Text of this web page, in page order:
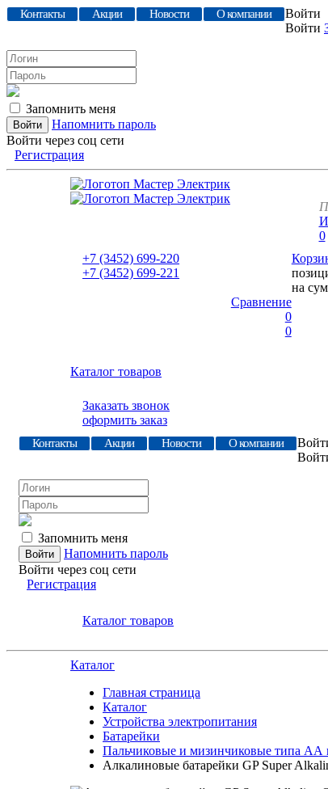
Контакты Акции Новости О компании
Войти
Войти
Запомнить меня
Напомнить пароль
Войти через соц сети
Регистрация
0
+7 (3452) 699-220
+7 (3452) 699-221
на
Сравнение
0
0
Каталог товаров
Заказать звонок
оформить заказ
Контакты Акции Новости О компании
Запомнить меня
Напомнить пароль
Войти через соц сети
Регистрация
Каталог товаров
Каталог
Главная страница
Каталог
Устройства электропитания
Батарейки
Пальчиковые и мизинчиковые типа
Алкалиновые батарейки GP Super